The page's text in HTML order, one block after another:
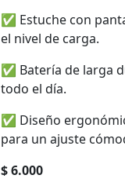
✅ Estuche con
el nivel de carga.
✅ Batería de larga
todo el día.
✅ Diseño
para un ajuste
$ 6.000